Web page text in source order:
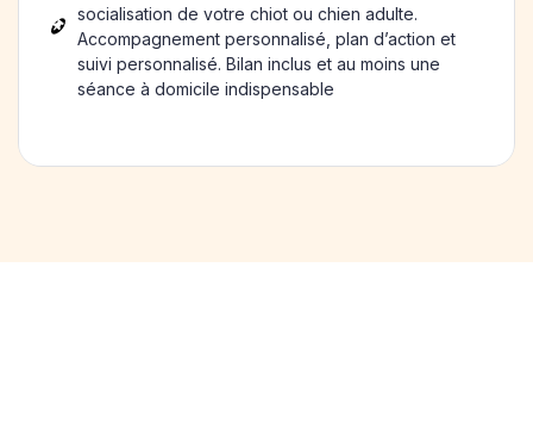
socialisation de votre chiot ou chien adulte.
Accompagnement personnalisé, plan d’action et
suivi personnalisé. Bilan inclus et au moins une
séance à domicile indispensable